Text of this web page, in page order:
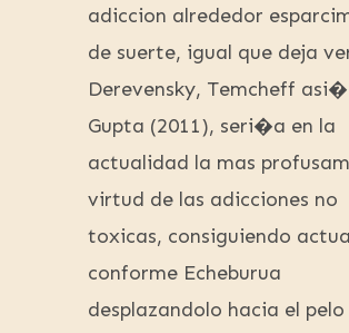
adiccion alrededor
de suerte, igual que deja
Derevensky, Temcheff
Gupta (2011), seri�a en la
actualidad la mas
virtud de las adicciones no
toxicas, consiguiendo
conforme Echeburua
desplazandolo hacia el pelo